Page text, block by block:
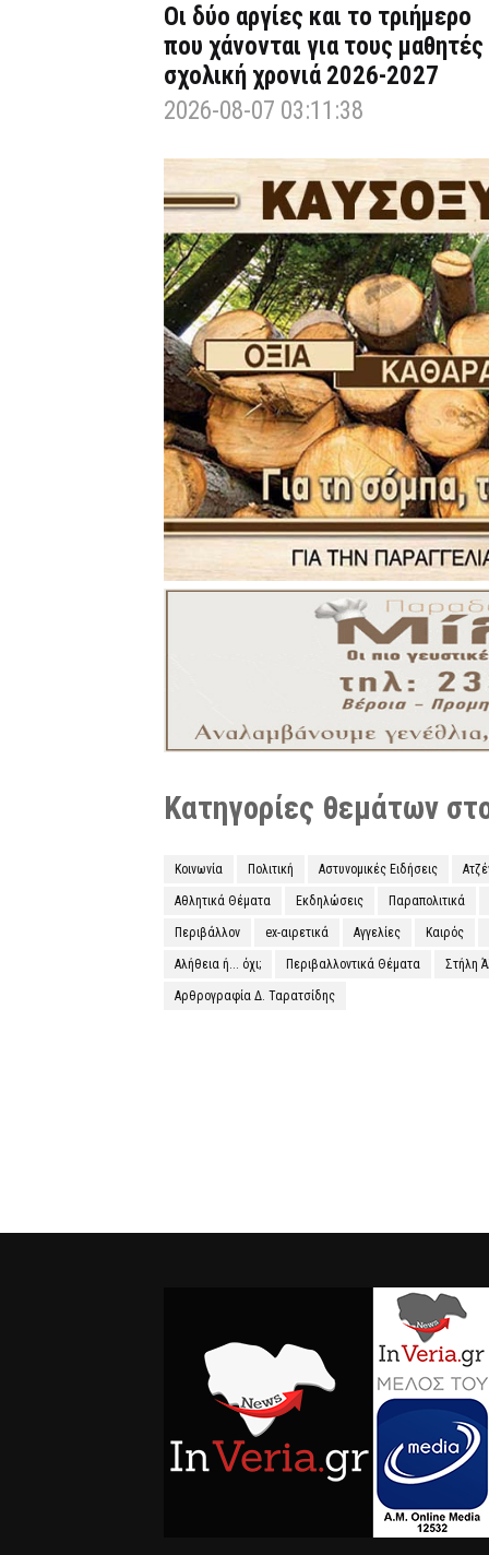
Οι δύο αργίες και το τριήμερο
που χάνονται για τους μαθητές
σχολική χρονιά 2026-2027
2026-08-07 03:11:38
Κατηγορίες θεμάτων
Κοινωνία Πολιτική Αστυνομικές Ειδήσεις
Αθλητικά Θέματα Εκδηλώσεις Παραπολιτικά
Περιβάλλον ex-αιρετικά Αγγελίες Καιρός
Αλήθεια ή... όχι; Περιβαλλοντικά Θέματα Στήλη
Αρθρογραφία Δ. Ταρατσίδης